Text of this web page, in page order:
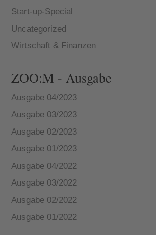
Start-up-Special
Uncategorized
Wirtschaft & Finanzen
ZOO:M - Ausgabe
Ausgabe 04/2023
Ausgabe 03/2023
Ausgabe 02/2023
Ausgabe 01/2023
Ausgabe 04/2022
Ausgabe 03/2022
Ausgabe 02/2022
Ausgabe 01/2022